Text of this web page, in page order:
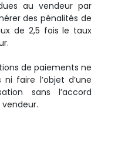
au vendeur par
des pénalités de
de 2,5 fois le taux
de paiements ne
faire l’objet d’une
sans l’accord